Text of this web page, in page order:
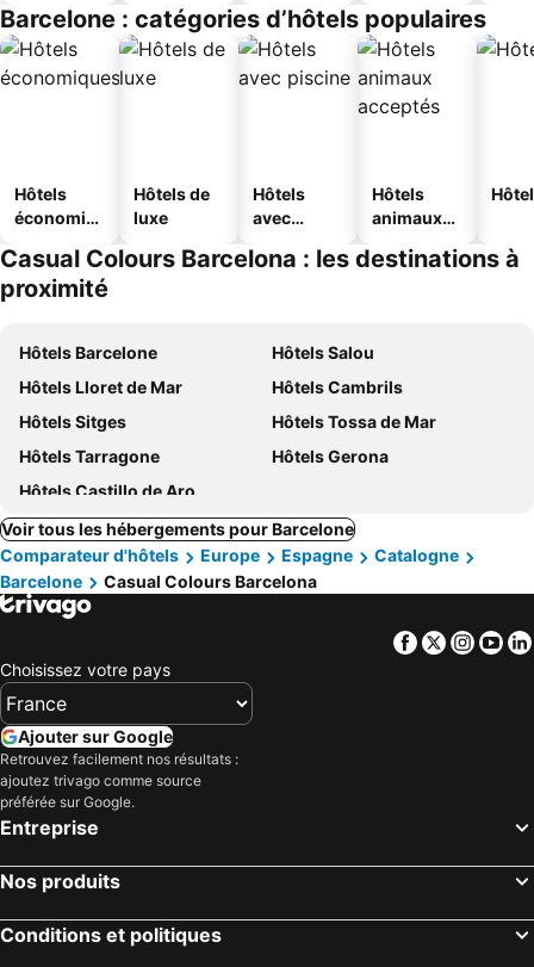
Barcelone : catégories d’hôtels populaires
Hôtels
économiq
Hôtels de
luxe
Hôtels
avec
Hôtels
animaux
Casual Colours Barcelona : les destinations à
proximité
Hôtels Barcelone
Hôtels Salou
Hôtels Lloret de Mar
Hôtels Cambrils
Hôtels Sitges
Hôtels Tossa de Mar
Hôtels Tarragone
Hôtels Gerona
Hôtels Castillo de Aro
Voir tous les hébergements pour Barcelone
Comparateur d'hôtels
Europe Espagne
Catalogne
Barcelone
Casual Colours Barcelona
Facebook
Twitter
Choisissez votre pays
Ajouter sur Google
Retrouvez facilement nos résultats :
ajoutez trivago comme source
préférée sur Google.
Entreprise
Nos produits
Conditions et politiques